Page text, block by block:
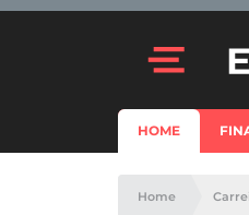
HOME
Home